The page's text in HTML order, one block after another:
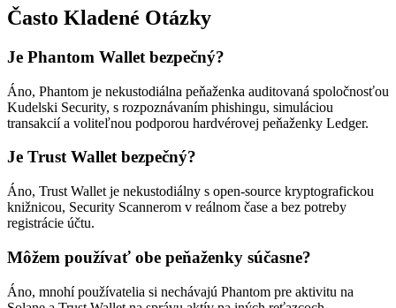
Často Kladené Otázky
Je Phantom Wallet bezpečný?
Áno, Phantom je nekustodiálna peňaženka auditovaná spoločnosťou
Kudelski Security, s rozpoznávaním phishingu, simuláciou
transakcií a voliteľnou podporou hardvérovej peňaženky Ledger.
Je Trust Wallet bezpečný?
Áno, Trust Wallet je nekustodiálny s open-source kryptografickou
knižnicou, Security Scannerom v reálnom čase a bez potreby
registrácie účtu.
Môžem používať obe peňaženky súčasne?
Áno, mnohí používatelia si nechávajú Phantom pre aktivitu na